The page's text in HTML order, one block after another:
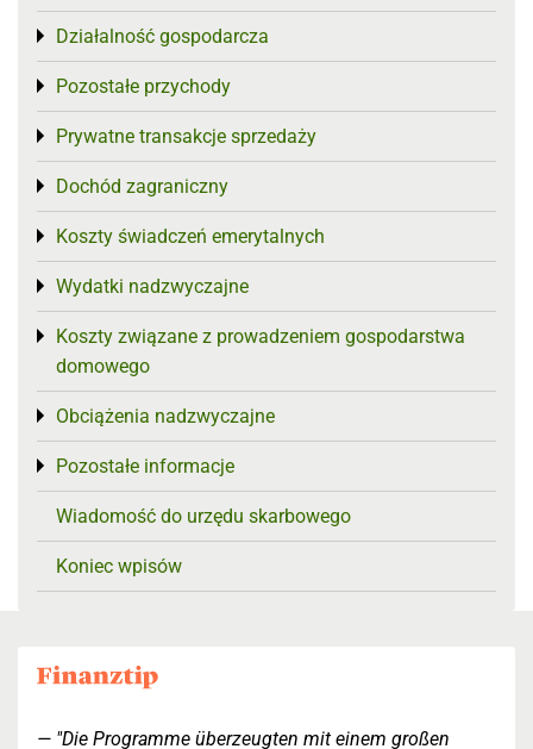
Działalność gospodarcza
Toggle menu
Pozostałe przychody
Toggle menu
Prywatne transakcje sprzedaży
Toggle menu
Dochód zagraniczny
Toggle menu
Koszty świadczeń emerytalnych
Toggle menu
Wydatki nadzwyczajne
Toggle menu
Koszty związane z prowadzeniem gospodarstwa
domowego
Toggle menu
Obciążenia nadzwyczajne
Toggle menu
Pozostałe informacje
Toggle menu
Wiadomość do urzędu skarbowego
Koniec wpisów
"Die Programme überzeugten mit einem großen